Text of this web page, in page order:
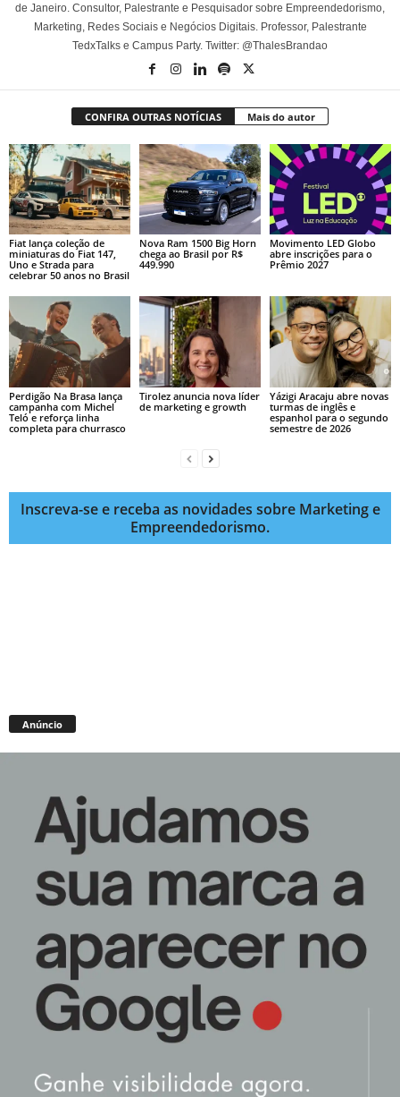
de Janeiro. Consultor, Palestrante e Pesquisador sobre Empreendedorismo,
Marketing, Redes Sociais e Negócios Digitais. Professor, Palestrante
TedxTalks e Campus Party. Twitter: @ThalesBrandao
CONFIRA OUTRAS NOTÍCIAS Mais do autor
Fiat lança coleção de
miniaturas do Fiat 147,
Uno e Strada para
celebrar 50 anos no Brasil
Nova Ram 1500 Big Horn
chega ao Brasil por R$
449.990
Movimento LED Globo
abre inscrições para o
Prêmio 2027
Perdigão Na Brasa lança
campanha com Michel
Teló e reforça linha
completa para churrasco
Tirolez anuncia nova líder
de marketing e growth
Yázigi Aracaju abre novas
turmas de inglês e
espanhol para o segundo
semestre de 2026
Inscreva-se e receba as novidades sobre Marketing e
Empreendedorismo.
Anúncio